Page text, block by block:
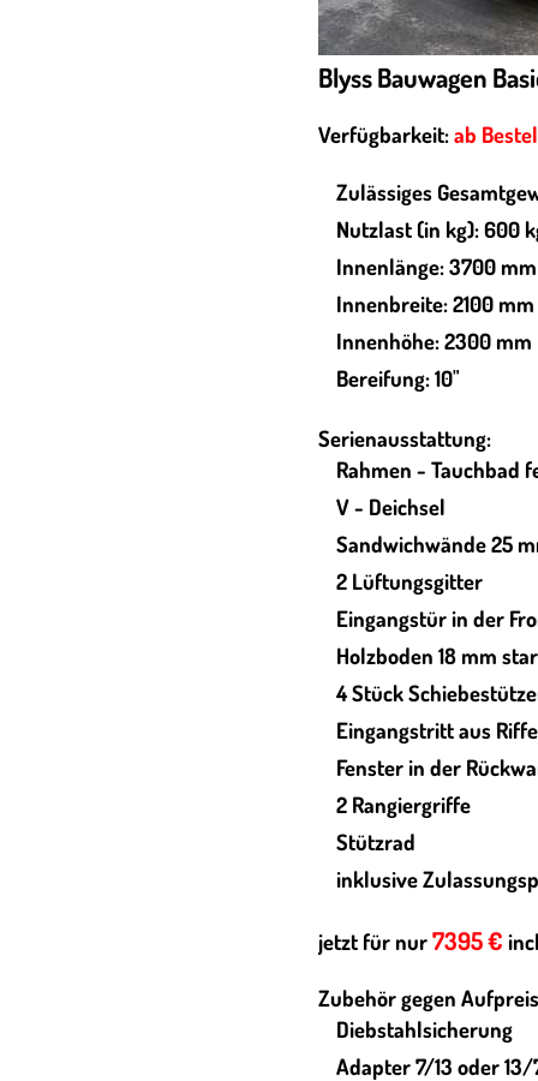
Blyss Bauwagen
Verfügbarkeit:ab
Zulässiges
Nutzlast (in kg): 600
Innenlänge: 3700 mm
Innenbreite: 2100 mm
Innenhöhe: 2300 mm
Bereifung: 10"
Serienausstattung:
Rahmen - Tauchbad
V - Deichsel
Sandwichwände 25
2 Lüftungsgitter
Eingangstür in der
Holzboden 18 mm
4 Stück
Eingangstritt aus
Fenster in der
2 Rangiergriffe
Stützrad
inklusive
jetzt für nur7395 €
Zubehör gegen
Diebstahlsicherung
Adapter 7/13 oder 13/